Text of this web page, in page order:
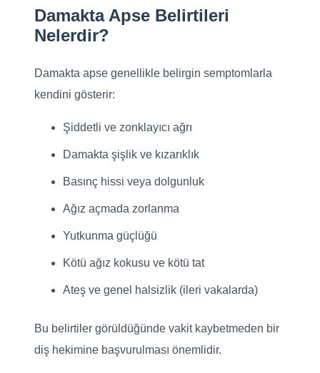
Damakta Apse Belirtileri
Nelerdir?
Damakta apse genellikle belirgin semptomlarla
kendini gösterir:
Şiddetli ve zonklayıcı ağrı
Damakta şişlik ve kızarıklık
Basınç hissi veya dolgunluk
Ağız açmada zorlanma
Yutkunma güçlüğü
Kötü ağız kokusu ve kötü tat
Ateş ve genel halsizlik (ileri vakalarda)
Bu belirtiler görüldüğünde vakit kaybetmeden bir
diş hekimine başvurulması önemlidir.